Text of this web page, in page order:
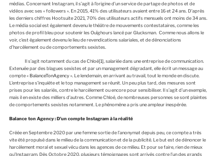
médias. Concernant Instagram, il s’agit à l’origine d’un service de partage de photos et de
vidéos avec ses « followers ». En 2015, 41% des utilisateurs avaient entre 16 et 24 ans. D’après
les derniers chiffres Hootsuite 2021, 70% des utilisateurs actifs mensuels ont moins de 34 ans.
Le média social est également devenu le théâtre de mouvements contestataires, comme les
photos de profil bleu pour soutenir les Ouïghours lancé par Glucksman. Comme nous allons le
voir, c’est également devenu le lieu de revendications salariales, et de dénonciations
d’harcèlement ou de comportements sexistes.
Il s’agit notamment du cas de Chloé[1] , salariée dans une entreprise de communication.
Extenuée par des blagues sexistes et par un management dégradant, elle écrit un message au
compte « BalanceTonAgency». Le lendemain, en arrivant au travail, tout le monde en discute.
L’entreprise s’inquiète et le top management se réunit. Un peu plus tard, des mesures sont
prises pour les salariés, contre le harcèlement ou encore pour sensibiliser. Il s’agit d’un exemple,
mais il en existe des milliers d’autres. Comme Chloé, de nombreuses personnes se sont plaintes
de comportements sexistes notamment. Le phénomène a pris une ampleur inespérée.
Balance ton Agency : D’un compte Instagram à la réalité
Créée en Septembre 2020 par une femme sortie de l’anonymat depuis peu, ce compte a très
vite été propulsé dans le milieu de la communication et de la publicité. Le but est de dénoncer le
harcèlement moral et sexuel vécu dans les agences de ce milieu. Et pour se faire, rien de mieux
qu’Instagram. Dès Octobre 2020, plusieurs témoignages sont arrivés contre l’un des grands